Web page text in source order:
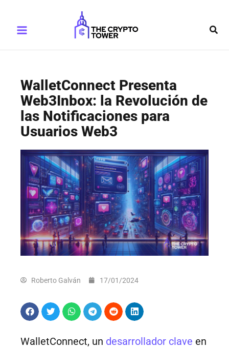
contenido
Menu
WalletConnect Presenta
Web3Inbox: la Revolución de
las Notificaciones para
Usuarios Web3
Roberto Galván 17/01/2024
WalletConnect, un desarrollador clave en